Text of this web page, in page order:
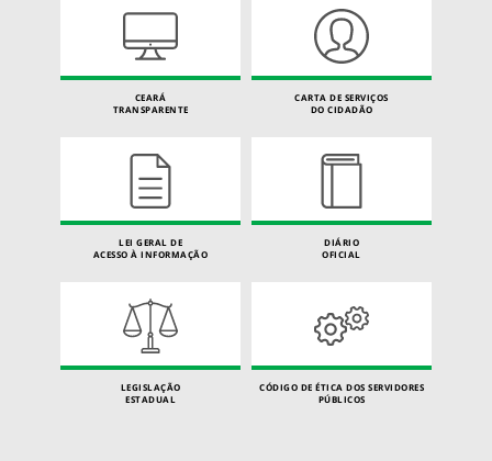
CEARÁ
TRANSPARENTE
CARTA DE SERVIÇOS
DO CIDADÃO
LEI GERAL DE
ACESSO À INFORMAÇÃO
DIÁRIO
OFICIAL
LEGISLAÇÃO
ESTADUAL
CÓDIGO DE ÉTICA DOS SERVIDORES
PÚBLICOS